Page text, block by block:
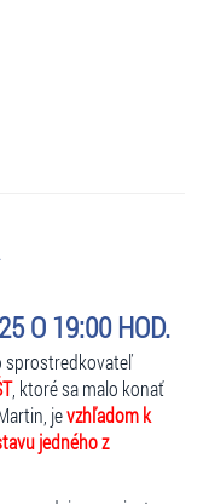
O 19:00 HOD.
sprostredkovateľ
, ktoré sa malo konať
jevzhľadom k
jedného z